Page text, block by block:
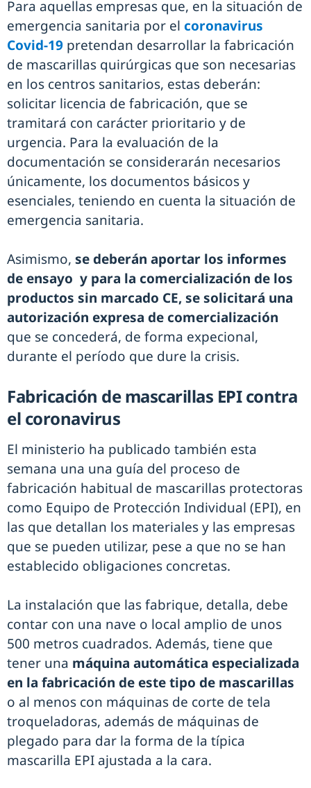
Para aquellas empresas que, en la situación de
emergencia sanitaria por el coronavirus
Covid-19 pretendan desarrollar la fabricación
de mascarillas quirúrgicas que son necesarias
en los centros sanitarios, estas deberán:
solicitar licencia de fabricación, que se
tramitará con carácter prioritario y de
urgencia. Para la evaluación de la
documentación se considerarán necesarios
únicamente, los documentos básicos y
esenciales, teniendo en cuenta la situación de
emergencia sanitaria.
Asimismo, se deberán aportar los informes
de ensayo y para la comercialización de los
productos sin marcado CE, se solicitará una
autorización expresa de comercialización
que se concederá, de forma expecional,
durante el período que dure la crisis.
Fabricación de mascarillas EPI contra
el coronavirus
El ministerio ha publicado también esta
semana una una guía del proceso de
fabricación habitual de mascarillas protectoras
como Equipo de Protección Individual (EPI), en
las que detallan los materiales y las empresas
que se pueden utilizar, pese a que no se han
establecido obligaciones concretas.
La instalación que las fabrique, detalla, debe
contar con una nave o local amplio de unos
500 metros cuadrados. Además, tiene que
tener una máquina automática especializada
en la fabricación de este tipo de mascarillas
o al menos con máquinas de corte de tela
troqueladoras, además de máquinas de
plegado para dar la forma de la típica
mascarilla EPI ajustada a la cara.